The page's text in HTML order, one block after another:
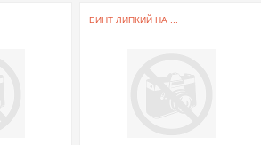
БИНТ ЛИПКИЙ НА ...